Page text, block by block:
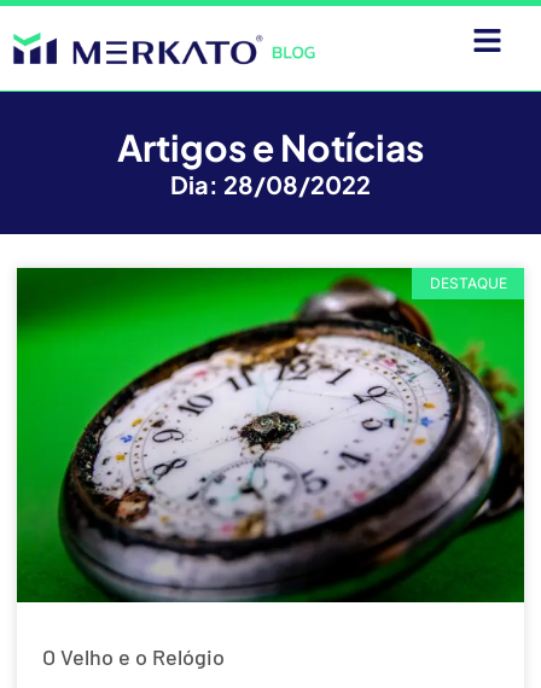
Artigos e Notícias
Dia: 28/08/2022
DESTAQUE
O Velho e o Relógio